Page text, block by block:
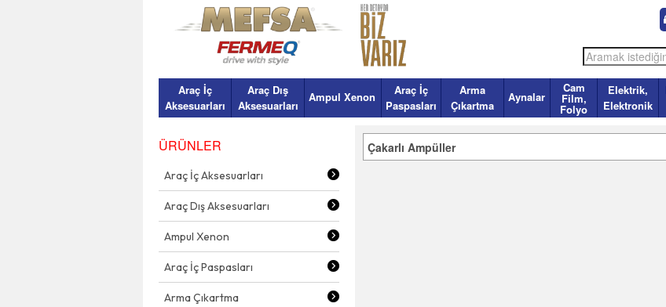
Araç İç
Aksesuarları
Araç Dış
Aksesuarları
Ampul Xenon
Araç İç
Paspasları
Arma
Çıkartma
Aynalar
Cam
Film,
Folyo
Elektrik,
Elektronik
ÜRÜNLER
Araç İç Aksesuarları
Araç Dış Aksesuarları
Ampul Xenon
Araç İç Paspasları
Arma Çıkartma
Çakarlı Ampüller